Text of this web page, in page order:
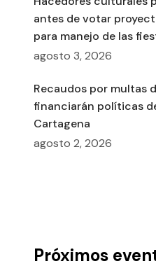
antes de votar
para manejo de las
agosto 3, 2026
Recaudos por multas
financiarán políticas
Cartagena
agosto 2, 2026
Próximos